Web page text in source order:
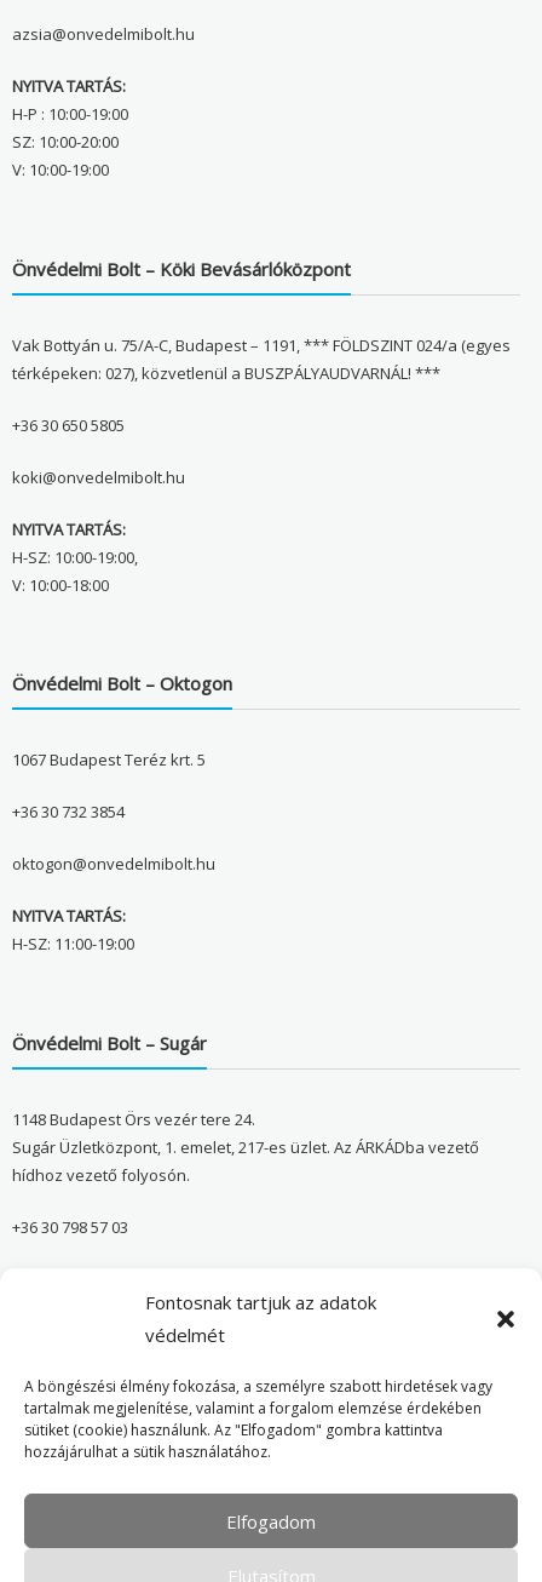
Fontosnak tartjuk az adatok
védelmét
A böngészési élmény fokozása, a személyre szabott hirdetések vagy
tartalmak megjelenítése, valamint a forgalom elemzése érdekében
sütiket (cookie) használunk. Az "Elfogadom" gombra kattintva
hozzájárulhat a sütik használatához.
Elfogadom
Elutasítom
azsia@onvedelmibolt.hu
NYITVA TARTÁS:
H-P : 10:00-19:00
SZ: 10:00-20:00
V: 10:00-19:00
Önvédelmi Bolt – Köki Bevásárlóközpont
Vak Bottyán u. 75/A-C, Budapest – 1191, *** FÖLDSZINT 024/a (egyes
térképeken: 027), közvetlenül a BUSZPÁLYAUDVARNÁL! ***
+36 30 650 5805
koki@onvedelmibolt.hu
NYITVA TARTÁS:
H-SZ: 10:00-19:00,
V: 10:00-18:00
Önvédelmi Bolt – Oktogon
1067 Budapest Teréz krt. 5
+36 30 732 3854
oktogon@onvedelmibolt.hu
NYITVA TARTÁS:
H-SZ: 11:00-19:00
Önvédelmi Bolt – Sugár
1148 Budapest Örs vezér tere 24.
Sugár Üzletközpont, 1. emelet, 217-es üzlet. Az ÁRKÁDba vezető
hídhoz vezető folyosón.
+36 30 798 57 03
Önvédelmi Bolt – Főoldal
Adatvédelmi tájékoztató